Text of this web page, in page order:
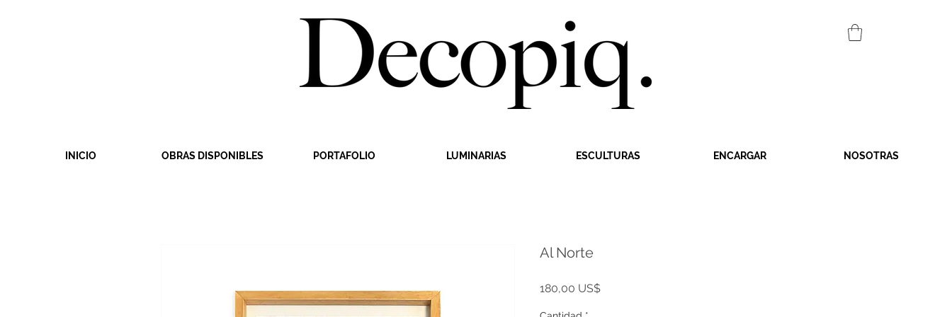
INICIO OBRAS DISPONIBLES PORTAFOLIO LUMINARIAS ESCULTURAS ENCARGAR NOSOTRAS
Al Norte
180,00 US$Precio